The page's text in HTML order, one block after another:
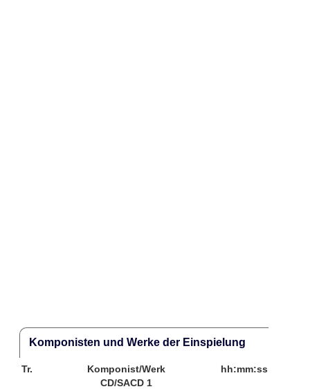
Komponisten und Werke der Einspielung
Tr. Komponist/Werk
hh:mm:ss
CD/SACD 1